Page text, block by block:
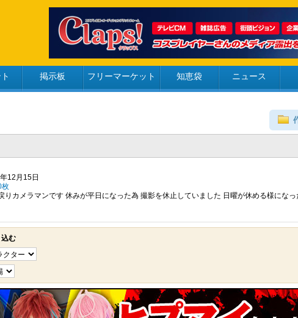
掲示板 フリーマーケット 知恵袋 ニュース
12月15日
枚
りカメラマンです 休みが平日になった為 撮影を休止していました 日曜が休める様にな
む